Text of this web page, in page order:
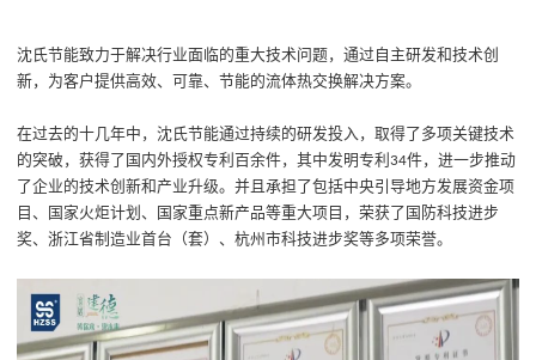
沈氏节能致力于解决行业面临的重大技术问题，通过自主研发和技术创
新，为客户提供高效、可靠、节能的流体热交换解决方案。
在过去的十几年中，沈氏节能通过持续的研发投入，取得 了多项关键技术
的突破，获得了国内外授权专利百余件，其中发明专利34件，进一步推动
了企业的技术创新和产业升级。并且承担了包括中央引导地方发展资金项
目、国家火炬计划、国家重点新产品等重大项目，荣获了国防科技进步
奖、浙江省制造业首台（套）、杭州市科技进步奖等多项荣誉。